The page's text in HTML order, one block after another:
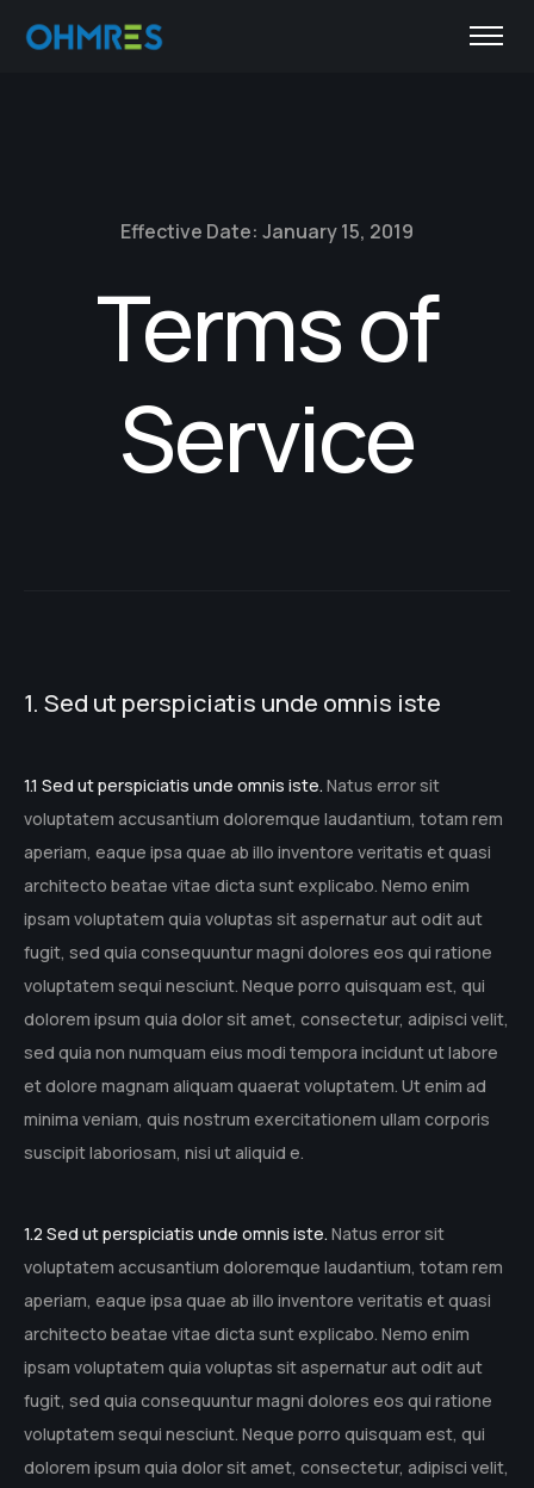
Effective Date: January 15, 2019
Terms of
Service
1. Sed ut perspiciatis unde omnis iste
1.1 Sed ut perspiciatis unde omnis iste. Natus error sit
voluptatem accusantium doloremque laudantium, totam rem
aperiam, eaque ipsa quae ab illo inventore veritatis et quasi
architecto beatae vitae dicta sunt explicabo. Nemo enim
ipsam voluptatem quia voluptas sit aspernatur aut odit aut
fugit, sed quia consequuntur magni dolores eos qui ratione
voluptatem sequi nesciunt. Neque porro quisquam est, qui
dolorem ipsum quia dolor sit amet, consectetur, adipisci velit,
sed quia non numquam eius modi tempora incidunt ut labore
et dolore magnam aliquam quaerat voluptatem. Ut enim ad
minima veniam, quis nostrum exercitationem ullam corporis
suscipit laboriosam, nisi ut aliquid e.
1.2 Sed ut perspiciatis unde omnis iste. Natus error sit
voluptatem accusantium doloremque laudantium, totam rem
aperiam, eaque ipsa quae ab illo inventore veritatis et quasi
architecto beatae vitae dicta sunt explicabo. Nemo enim
ipsam voluptatem quia voluptas sit aspernatur aut odit aut
fugit, sed quia consequuntur magni dolores eos qui ratione
voluptatem sequi nesciunt. Neque porro quisquam est, qui
dolorem ipsum quia dolor sit amet, consectetur, adipisci velit,